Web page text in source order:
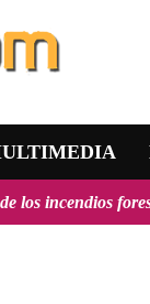
registrados